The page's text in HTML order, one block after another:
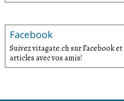
Facebook
Suivez vitagate.ch sur Facebook
articles avec vos amis!